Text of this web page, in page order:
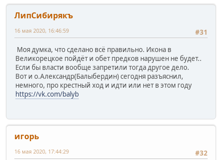
ЛипСибирякъ
#31
16 мая 2020, 16:46:59
Моя думка, что сделано всё правильно. Икона в
Великорецкое пойдёт и обет предков нарушен не будет..
Если бы власти вообще запретили тогда другое дело.
Вот и о.Александр(Балыбердин) сегодня разъяснил,
немного, про крестный ход и идти или нет в этом году
https://vk.com/balyb
игорь
#32
16 мая 2020, 17:44:29